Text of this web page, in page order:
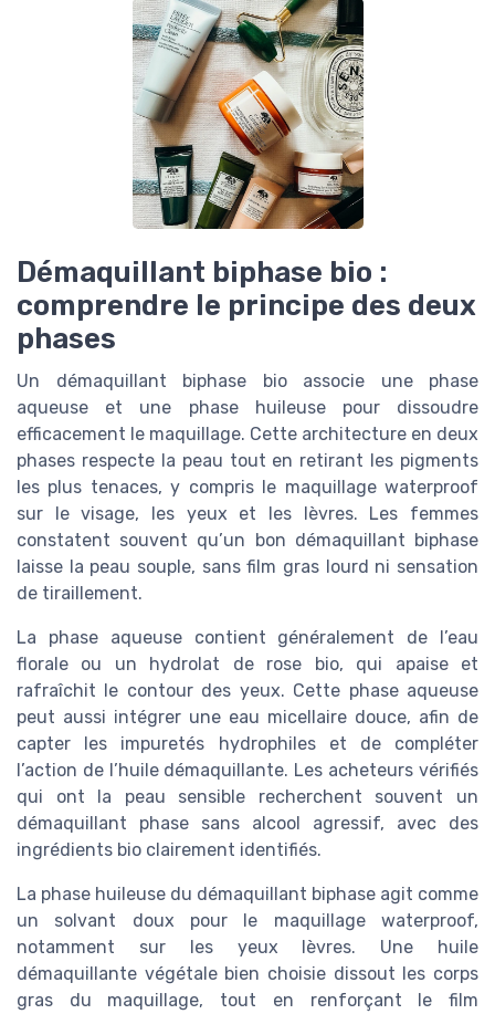
Démaquillant biphase bio :
comprendre le principe des deux
phases
Un démaquillant biphase bio associe une phase
aqueuse et une phase huileuse pour dissoudre
efficacement le maquillage. Cette architecture en deux
phases respecte la peau tout en retirant les pigments
les plus tenaces, y compris le maquillage waterproof
sur le visage, les yeux et les lèvres. Les femmes
constatent souvent qu’un bon démaquillant biphase
laisse la peau souple, sans film gras lourd ni sensation
de tiraillement.
La phase aqueuse contient généralement de l’eau
florale ou un hydrolat de rose bio, qui apaise et
rafraîchit le contour des yeux. Cette phase aqueuse
peut aussi intégrer une eau micellaire douce, afin de
capter les impuretés hydrophiles et de compléter
l’action de l’huile démaquillante. Les acheteurs vérifiés
qui ont la peau sensible recherchent souvent un
démaquillant phase sans alcool agressif, avec des
ingrédients bio clairement identifiés.
La phase huileuse du démaquillant biphase agit comme
un solvant doux pour le maquillage waterproof,
notamment sur les yeux lèvres. Une huile
démaquillante végétale bien choisie dissout les corps
gras du maquillage, tout en renforçant le film